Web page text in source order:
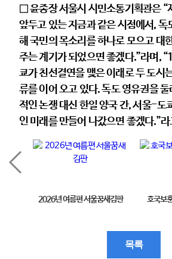
□ 윤종장 서울시 시민소통기획관은 “
앞두고 있는 지금과 같은 시점에서, 독
해 국민의 목소리를 하나로 모으고 대
주는 계기가 되었으면 좋겠다.”라며,
쿄가 친선결연을 맺은 이래로 두 도시
류를 이어 오고 있다. 독도 영유권을
적인 논쟁 대신 한일 양국 간, 서울-도
인 미래를 만들어 나갔으면 좋겠다.”
2026년 여름편 서울꿈새김판 호국보
목록